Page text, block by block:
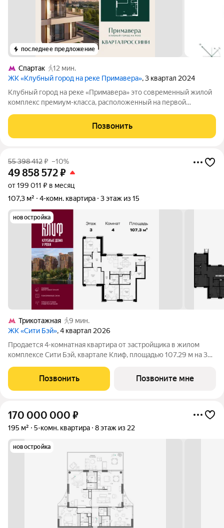
последнее предложение
Спартак
12 мин.
ЖК «Клубный город на реке Примавера», 3 квартал 2024
Клубный город на реке «Примавера» это современный жилой
комплекс премиум-класса, расположенный на первой
Покровское-Стрешнево. Под панорамными окнами квартир
находится собственный экопарк с
Позвонить
55 398 412₽ –10%
49 858 572₽
от 199 011 ₽ в месяц
107,3 м²
4-комн. квартира 3 этаж из 15
новостройка
Трикотажная
9 мин.
ЖК «Сити Бэй», 4 квартал 2026
Продается 4-комнатная квартира от застройщика в жилом
комплексе Сити Бэй, квартале Клиф, площадью 107.29 м на 3
пять Клубных домов на первой линии озелененной
набережной Реки Москвы. Со
Позвонить Позвоните мне
170 000 000 ₽
195 м² 5-комн. квартира 8 этаж из 22
новостройка